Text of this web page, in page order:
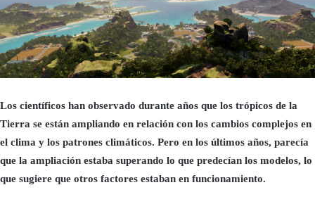
Los científicos han observado durante años que los trópicos de la
Tierra se están ampliando en relación con los cambios complejos en
el clima y los patrones climáticos. Pero en los últimos años, parecía
que la ampliación estaba superando lo que predecían los modelos, lo
que sugiere que otros factores estaban en funcionamiento.